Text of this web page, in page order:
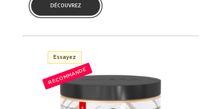
DÉCOUVREZ
Essayez
RECOMMANDÉ